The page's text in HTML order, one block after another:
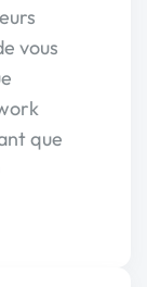
vous
que